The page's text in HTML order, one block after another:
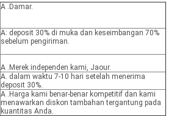
A .Damar.
A: deposit 30% di muka dan keseimbangan 70%
sebelum pengiriman.
A .Merek independen kami, Jaour.
A. dalam waktu 7-10 hari setelah menerima
deposit 30%.
A .Harga kami benar-benar kompetitif dan kami
menawarkan diskon tambahan tergantung pada
kuantitas Anda.